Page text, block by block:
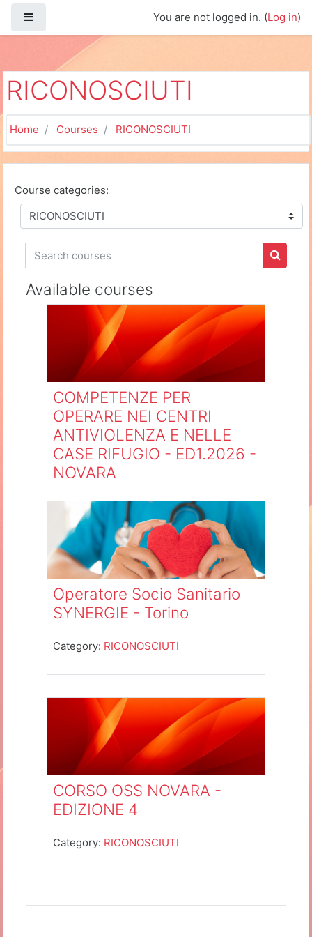
You are not logged in. (Log in)
RICONOSCIUTI
Home Courses RICONOSCIUTI
Course categories:
Search courses
Available courses
COMPETENZE PER
OPERARE NEI CENTRI
ANTIVIOLENZA E NELLE
CASE RIFUGIO - ED1.2026 -
NOVARA
Category: RICONOSCIUTI
Operatore Socio Sanitario
SYNERGIE - Torino
Category: RICONOSCIUTI
CORSO OSS NOVARA -
EDIZIONE 4
Category: RICONOSCIUTI